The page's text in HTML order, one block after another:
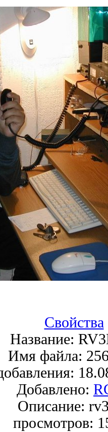
Свойства
Название:
Имя файла:
Добавлено:
Описание:
просмотров: